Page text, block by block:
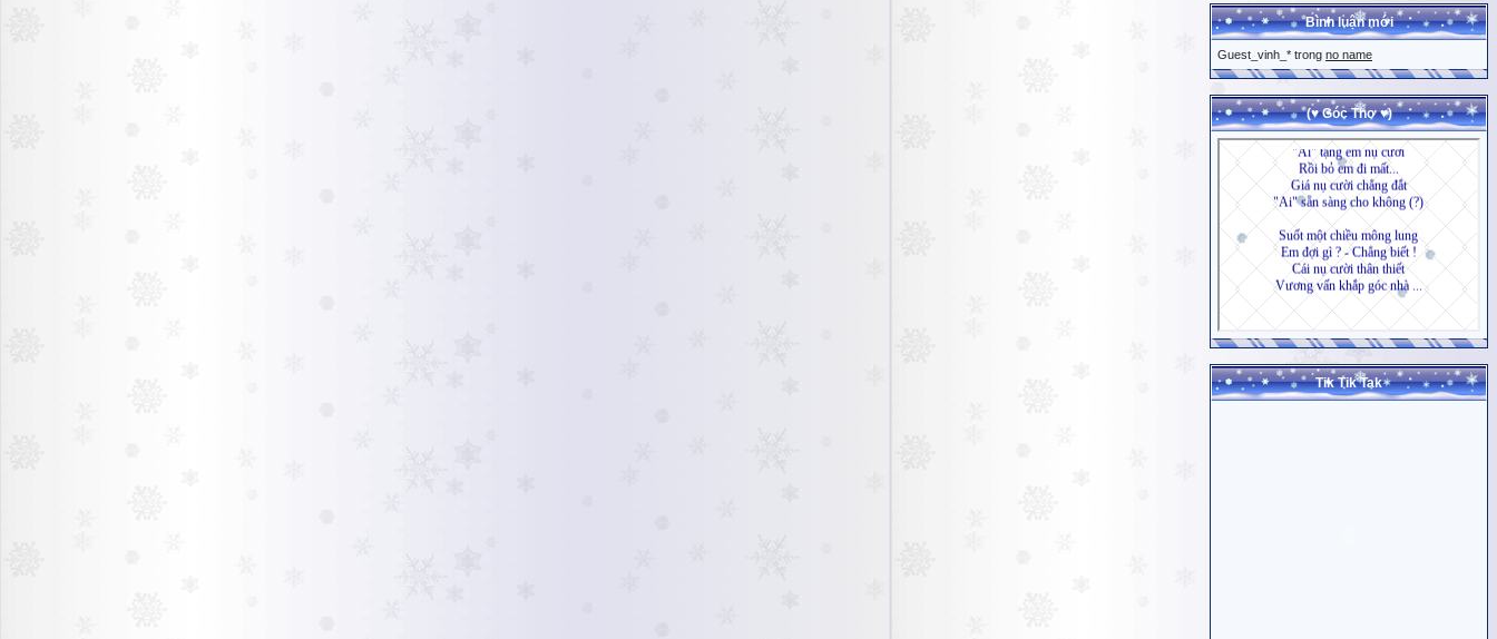
Bình luận mới
Guest_vinh_* trong no name
(♥ Góc Thơ ♥)
Tik Tik Tak